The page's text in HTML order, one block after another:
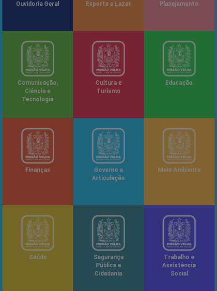
Ouvidoria Geral
Esporte e Lazer
Planejamento
Comunicação,
Ciência e
Tecnologia
Cultura e
Turismo
Educação
Finanças
Governo e
Articulação
Meio Ambiente
Saúde
Segurança
Pública e
Cidadania
Trabalho e
Assistência
Social